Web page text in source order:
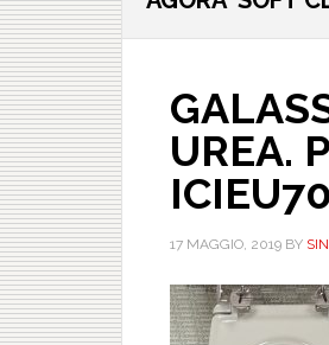
UREA.
17 MAGGIO, 2019BY